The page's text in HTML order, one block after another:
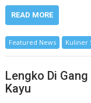
READ MORE
Featured News Kuliner
Lengko Di
Kayu